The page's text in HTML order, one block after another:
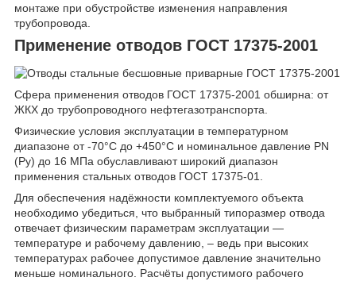
монтаже при обустройстве изменения направления
трубопровода.
Применение отводов ГОСТ 17375-2001
Сфера применения отводов ГОСТ 17375-2001 обширна: от
ЖКХ до трубопроводного нефтегазотранспорта.
Физические условия эксплуатации в температурном
диапазоне от -70°C до +450°C и номинальное давление PN
(Ру) до 16 МПа обуславливают широкий диапазон
применения стальных отводов ГОСТ 17375-01.
Для обеспечения надёжности комплектуемого объекта
необходимо убедиться, что выбранный типоразмер отвода
отвечает физическим параметрам эксплуатации —
температуре и рабочему давлению, – ведь при высоких
температурах рабочее допустимое давление значительно
меньше номинального. Расчёты допустимого рабочего